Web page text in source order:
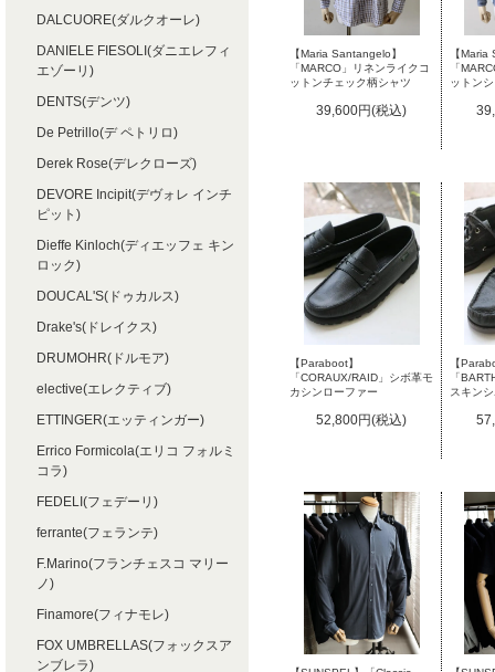
【Maria Santangelo】
「MARCO」リネンライクコ
ットンチェック柄シャツ
39,600円(税込)
【
「
ットン
【Paraboot】
「CORAUX/RAID」シボ革モ
カシンローファー
52,800円(税込)
【
「
スキン
DALCUORE(ダルクオーレ)
DANIELE FIESOLI(ダニエレフィ
エゾーリ)
DENTS(デンツ)
De Petrillo(デ ペトリロ)
Derek Rose(デレクローズ)
DEVORE Incipit(デヴォレ インチ
ピット)
Dieffe Kinloch(ディエッフェ キン
ロック)
DOUCAL'S(ドゥカルス)
Drake's(ドレイクス)
DRUMOHR(ドルモア)
elective(エレクティブ)
ETTINGER(エッティンガー)
Errico Formicola(エリコ フォルミ
コラ)
FEDELI(フェデーリ)
ferrante(フェランテ)
F.Marino(フランチェスコ マリー
ノ)
Finamore(フィナモレ)
FOX UMBRELLAS(フォックスア
ンブレラ)